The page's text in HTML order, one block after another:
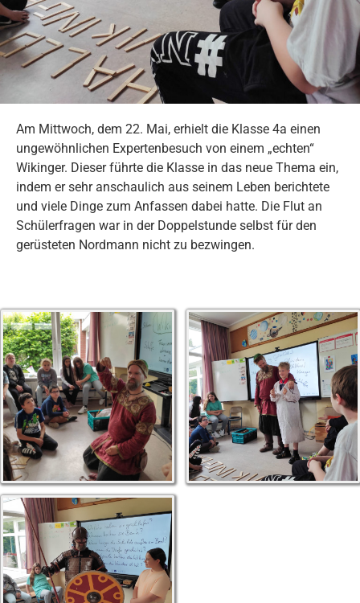
Am Mittwoch, dem 22. Mai, erhielt die Klasse 4a einen
ungewöhnlichen Expertenbesuch von einem „echten“
Wikinger. Dieser führte die Klasse in das neue Thema ein,
indem er sehr anschaulich aus seinem Leben berichtete
und viele Dinge zum Anfassen dabei hatte. Die Flut an
Schülerfragen war in der Doppelstunde selbst für den
gerüsteten Nordmann nicht zu bezwingen.